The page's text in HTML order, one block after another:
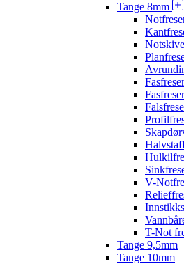
Tange 8mm
V-
T-Not
Tange 9,5mm
Tange 10mm